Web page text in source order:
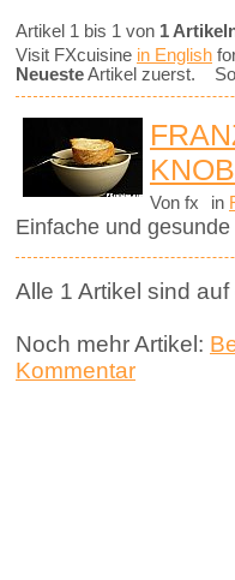
Artikel 1 bis 1 von 1
Visit FXcuisine in English
NeuesteArtikel zuerst.
Von fx in
Einfache und
Alle 1 Artikel sind
Noch mehr Artikel:
Kommentar